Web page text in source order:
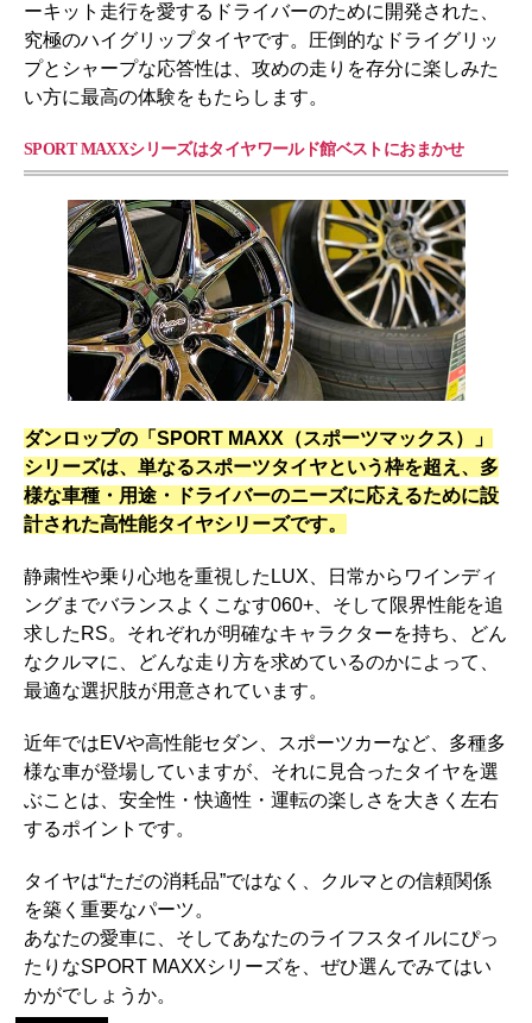
ーキット走行を愛するドライバーのために開発された、
究極のハイグリップタイヤです。圧倒的なドライグリッ
プとシャープな応答性は、攻めの走りを存分に楽しみた
い方に最高の体験をもたらします。
SPORT MAXXシリーズはタイヤワールド館ベストにおまかせ
ダンロップの「SPORT MAXX（スポーツマックス）」
シリーズは、単なるスポーツタイヤという枠を超え、多
様な車種・用途・ドライバーのニーズに応えるために設
計された高性能タイヤシリーズです。
静粛性や乗り心地を重視したLUX、日常からワインディ
ングまでバランスよくこなす060+、そして限界性能を追
求したRS。それぞれが明確なキャラクターを持ち、どん
なクルマに、どんな走り方を求めているのかによって、
最適な選択肢が用意されています。
近年ではEVや高性能セダン、スポーツカーなど、多種多
様な車が登場していますが、それに見合ったタイヤを選
ぶことは、安全性・快適性・運転の楽しさを大きく左右
するポイントです。
タイヤは“ただの消耗品”ではなく、クルマとの信頼関係
を築く重要なパーツ。
あなたの愛車に、そしてあなたのライフスタイルにぴっ
たりなSPORT MAXXシリーズを、ぜひ選んでみてはい
かがでしょうか。